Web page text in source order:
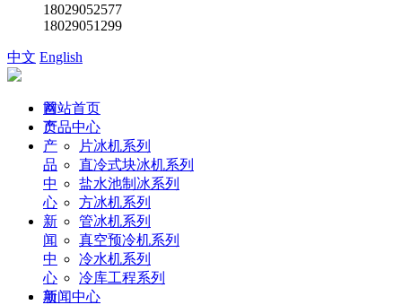
18029052577
18029051299
中文 English
首
页
产
品
中
心
新
闻
中
心
项
网站首页
产品中心
片冰机系列
直冷式块冰机系列
盐水池制冰系列
方冰机系列
管冰机系列
真空预冷机系列
冷水机系列
冷库工程系列
新闻中心